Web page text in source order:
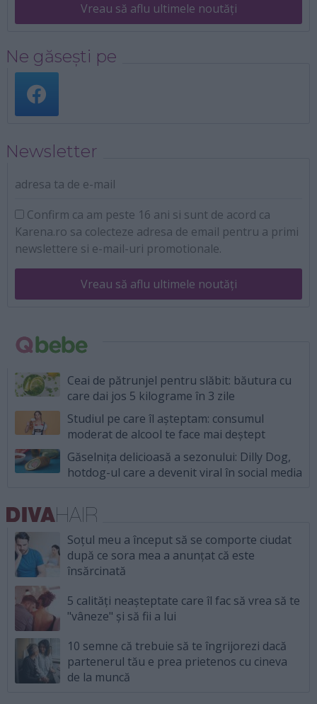
Vreau să aflu ultimele noutăți
Ne găsești pe
Newsletter
adresa ta de e-mail
Confirm ca am peste 16 ani si sunt de acord ca
Karena.ro sa colecteze adresa de email pentru a primi
newslettere si e-mail-uri promotionale.
Vreau să aflu ultimele noutăți
Ceai de pătrunjel pentru slăbit: băutura cu
care dai jos 5 kilograme în 3 zile
Studiul pe care îl așteptam: consumul
moderat de alcool te face mai deștept
Găselnița delicioasă a sezonului: Dilly Dog,
hotdog-ul care a devenit viral în social media
Soțul meu a început să se comporte ciudat
după ce sora mea a anunțat că este
însărcinată
5 calități neașteptate care îl fac să vrea să te
"vâneze" și să fii a lui
10 semne că trebuie să te îngrijorezi dacă
partenerul tău e prea prietenos cu cineva
de la muncă